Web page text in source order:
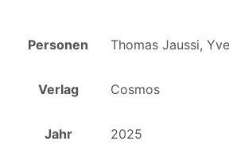
Personen Thomas Jaussi,
Verlag Cosmos
Jahr 2025